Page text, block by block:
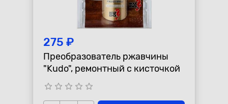
275 ₽
Преобразователь ржавчины
"Kudo", ремонтный с кисточкой
star_border star_border star_border star_border star_border